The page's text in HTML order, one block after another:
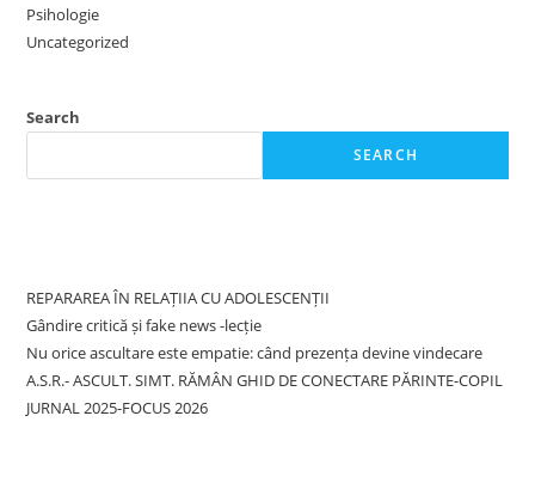
Psihologie
Uncategorized
Search
SEARCH
REPARAREA ÎN RELAȚIIA CU ADOLESCENȚII
Gândire critică și fake news -lecție
Nu orice ascultare este empatie: când prezența devine vindecare
A.S.R.- ASCULT. SIMT. RĂMÂN GHID DE CONECTARE PĂRINTE-COPIL
JURNAL 2025-FOCUS 2026